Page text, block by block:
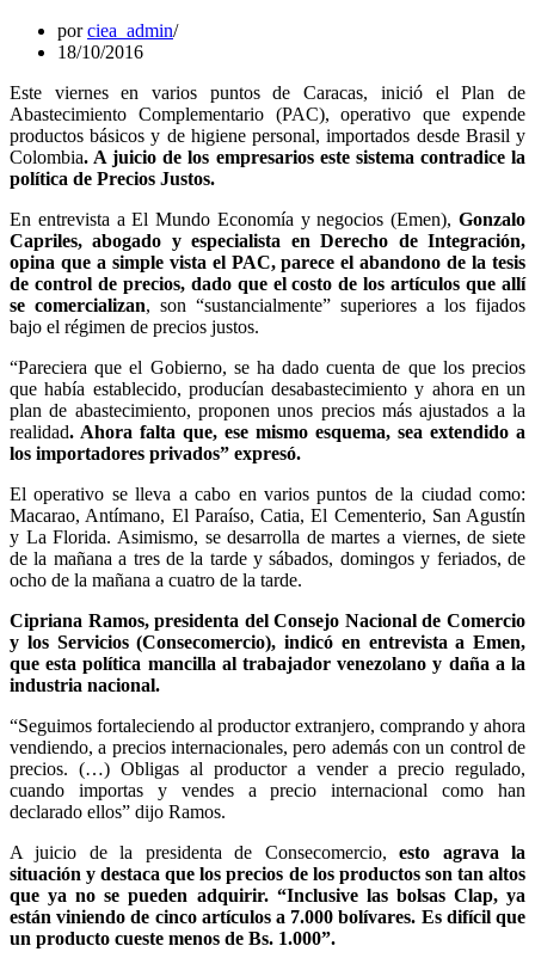
porciea_admin
18/10/2016
Este viernes en varios puntos de Caracas, inició el Plan de
Abastecimiento Complementario (PAC), operativo que expende
productos básicos y de higiene personal, importados desde Brasil y
Colombia. A juicio de los empresarios este sistema contradice la
política de Precios Justos.
En entrevista a El Mundo Economía y negocios (Emen), Gonzalo
Capriles, abogado y especialista en Derecho de Integración,
opina que a simple vista el PAC, parece el abandono de la tesis
de control de precios, dado que el costo de los artículos que allí
se comercializan, son “sustancialmente” superiores a los fijados
bajo el régimen de precios justos.
“Pareciera que el Gobierno, se ha dado cuenta de que los precios
que había establecido, producían desabastecimiento y ahora en un
plan de abastecimiento, proponen unos precios más ajustados a la
realidad. Ahora falta que, ese mismo esquema, sea extendido a
los importadores privados” expresó.
El operativo se lleva a cabo en varios puntos de la ciudad como:
Macarao, Antímano, El Paraíso, Catia, El Cementerio, San Agustín
y La Florida. Asimismo, se desarrolla de martes a viernes, de siete
de la mañana a tres de la tarde y sábados, domingos y feriados, de
ocho de la mañana a cuatro de la tarde.
Cipriana Ramos, presidenta del Consejo Nacional de Comercio
y los Servicios (Consecomercio), indicó en entrevista a Emen,
que esta política mancilla al trabajador venezolano y daña a la
industria nacional.
“Seguimos fortaleciendo al productor extranjero, comprando y ahora
vendiendo, a precios internacionales, pero además con un control de
precios. (…) Obligas al productor a vender a precio regulado,
cuando importas y vendes a precio internacional como han
declarado ellos” dijo Ramos.
A juicio de la presidenta de Consecomercio,esto agrava la
situación y destaca que los precios de los productos son tan altos
que ya no se pueden adquirir. “Inclusive las bolsas Clap, ya
están viniendo de cinco artículos a 7.000 bolívares. Es difícil que
un producto cueste menos de Bs. 1.000”.